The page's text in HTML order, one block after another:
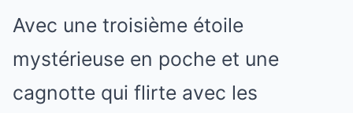
Avec une troisième étoile
mystérieuse en poche et une
cagnotte qui flirte avec les